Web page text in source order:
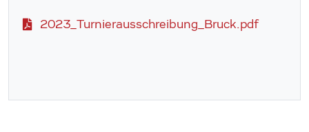
2023_Turnierausschreibung_Bruck.pdf